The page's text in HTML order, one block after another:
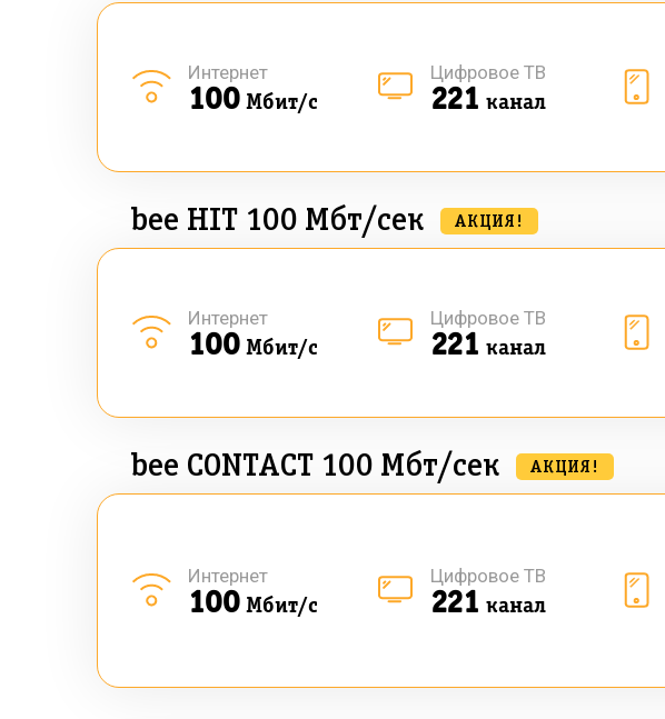
100 Мбит/с
Интернет
221 канал
Цифровое ТВ
bee HIT 100 Мбт/сек АКЦИЯ!
100 Мбит/с
Интернет
221 канал
Цифровое ТВ
bee CONTACT 100 Мбт/сек АКЦИЯ!
100 Мбит/с
Интернет
221 канал
Цифровое ТВ